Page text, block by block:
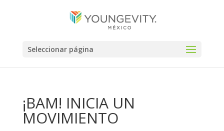
Seleccionar página
¡BAM! INICIA UN
MOVIMIENTO